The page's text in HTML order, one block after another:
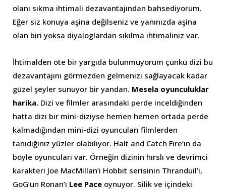
olanı sıkma ihtimali dezavantajından bahsediyorum.
Eğer siz konuya aşina değilseniz ve yanınızda aşina
olan biri yoksa diyaloglardan sıkılma ihtimaliniz var.
İhtimalden öte bir yargıda bulunmuyorum çünkü dizi bu
dezavantajını görmezden gelmenizi sağlayacak kadar
güzel şeyler sunuyor bir yandan. Mesela oyunculuklar
harika. Dizi ve filmler arasındaki perde inceldiğinden
hatta dizi bir mini-diziyse hemen hemen ortada perde
kalmadığından mini-dizi oyuncuları filmlerden
tanıdığınız yüzler olabiliyor. Halt and Catch Fire’ın da
böyle oyuncuları var. Örneğin dizinin hırslı ve devrimci
karakteri Joe MacMillan’ı Hobbit serisinin Thranduil’i,
GoG’un Ronan’ı Lee Pace oynuyor. Silik ve içindeki